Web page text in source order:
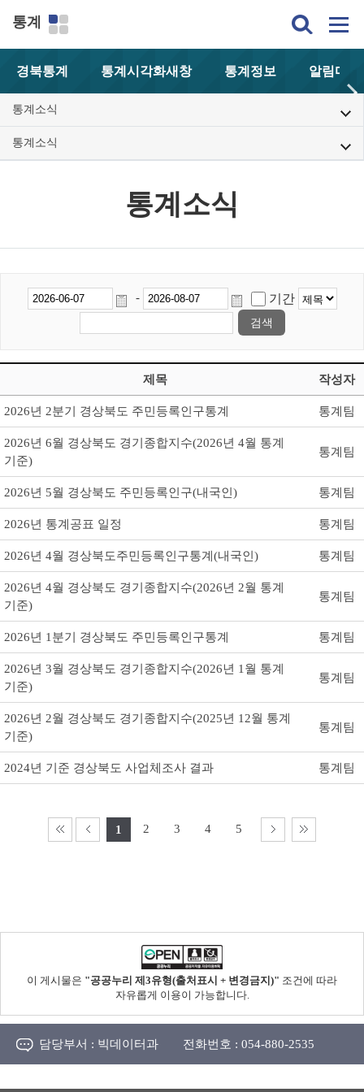
통계
경북통계 통계시각화새창 통계정보 알림마당
통계소식
통계소식
통계소식
- 기간
제목 작성자
2026년 2분기 경상북도 주민등록인구통계 통계팀
2026년 6월 경상북도 경기종합지수(2026년 4월 통계
기준)
통계팀
2026년 5월 경상북도 주민등록인구(내국인) 통계팀
2026년 통계공표 일정 통계팀
2026년 4월 경상북도주민등록인구통계(내국인) 통계팀
2026년 4월 경상북도 경기종합지수(2026년 2월 통계
기준)
통계팀
2026년 1분기 경상북도 주민등록인구통계 통계팀
2026년 3월 경상북도 경기종합지수(2026년 1월 통계
기준)
통계팀
2026년 2월 경상북도 경기종합지수(2025년 12월 통계
기준)
통계팀
2024년 기준 경상북도 사업체조사 결과 통계팀
1 2 3 4 5
이 게시물은 "공공누리 제3유형(출처표시 + 변경금지)" 조건에 따라
자유롭게 이용이 가능합니다.
담당부서 : 빅데이터과 전화번호 : 054-880-2535